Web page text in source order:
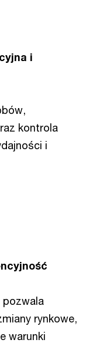
i
kontrola
i
pozwala
rynkowe,
warunki